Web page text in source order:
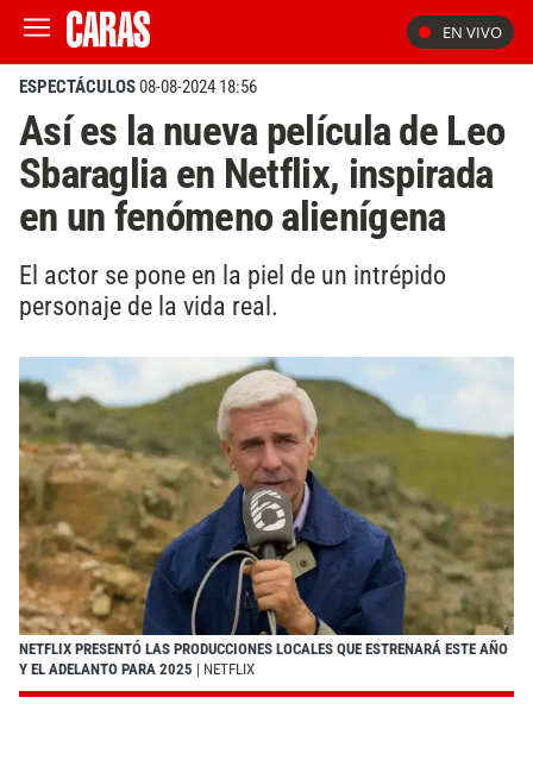
EN VIVO
ESPECTÁCULOS08-08-2024 18:56
Así es la nueva película de Leo
Sbaraglia en Netflix, inspirada
en un fenómeno alienígena
El actor se pone en la piel de un intrépido
personaje de la vida real.
NETFLIX PRESENTÓ LAS PRODUCCIONES LOCALES QUE ESTRENARÁ ESTE AÑO
Y EL ADELANTO PARA 2025 | NETFLIX